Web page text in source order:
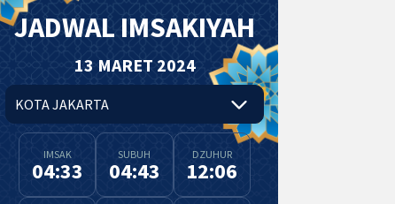
JADWAL IMSAKIYAH
13 MARET 2024
IMSAK
04:33
SUBUH
04:43
DZUHUR
12:06